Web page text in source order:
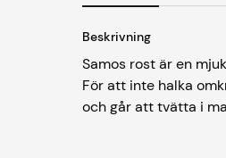
Beskrivning
Samos rost är en
För att inte halka
och går att tvätta i